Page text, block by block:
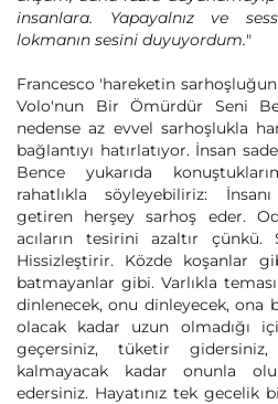
insanlara. Yapayalnız ve
lokmanın sesini duyuyordum."
Francesco 'hareketin
Volo'nun Bir Ömürdür Seni
nedense az evvel sarhoşlukla
bağlantıyı hatırlatıyor. İnsan
Bence yukarıda
rahatlıkla söyleyebiliriz:
getiren herşey sarhoş eder.
acıların tesirini azaltır çünkü.
Hissizleştirir. Közde koşanlar
batmayanlar gibi. Varlıkla
dinlenecek, onu dinleyecek, ona
olacak kadar uzun olmadığı
geçersiniz, tüketir
kalmayacak kadar onunla
edersiniz. Hayatınız tek gecelik